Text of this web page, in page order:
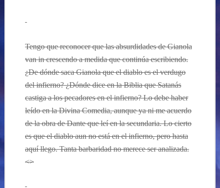
Tengo que reconocer que las absurdidades de Gianola
van in crescendo a medida que continúa escribiendo.
¿De dónde saca Gianola que el diablo es el verdugo
del infierno? ¿Dónde dice en la Biblia que Satanás
castiga a los pecadores en el infierno? Lo debe haber
leído en la Divina Comedia, aunque ya ni me acuerdo
de la obra de Dante que leí en la secundaria. Lo cierto
es que el diablo aun no está en el infierno, pero hasta
aquí llego.Tantabarbaridad no merece ser analizada.
<>